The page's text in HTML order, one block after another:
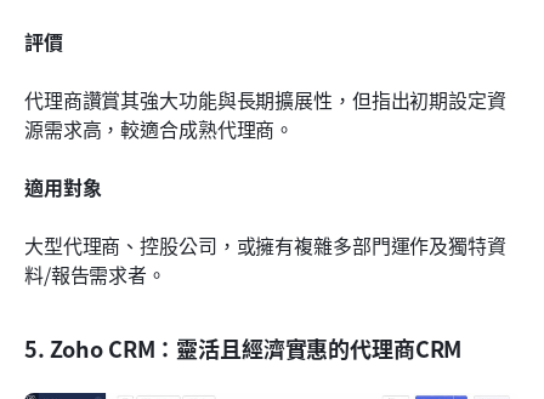
評價
代理商讚賞其強大功能與長期擴展性，但指出初期設定資
源需求高，較適合成熟代理商。
適用對象
大型代理商、控股公司，或擁有複雜多部門運作及獨特資
料/報告需求者。
5. Zoho CRM：靈活且經濟實惠的代理商CRM